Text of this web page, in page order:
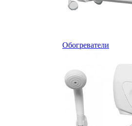
Обогреватели